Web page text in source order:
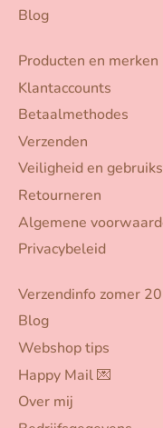
Blog
Producten en merken
Klantaccounts
Betaalmethodes
Verzenden
Veiligheid en
Retourneren
Algemene
Privacybeleid
Verzendinfo zomer
Blog
Webshop tips
Happy Mail 💌
Over mij